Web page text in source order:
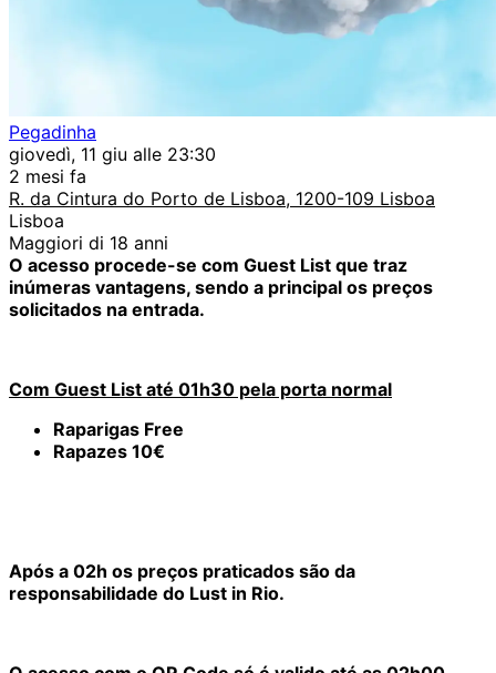
Pegadinha
giovedì, 11 giu alle 23:30
2 mesi fa
R. da Cintura do Porto de Lisboa, 1200-109 Lisboa
Lisboa
Maggiori di 18 anni
O acesso procede-se com Guest List que traz
inúmeras vantagens, sendo a principal os preços
solicitados na entrada.
Com Guest List até 01h30 pela porta normal
Raparigas Free
Rapazes 10€
Após a 02h os preços praticados são da
responsabilidade do Lust in Rio.